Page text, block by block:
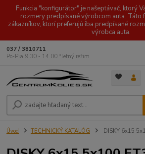
Funkcia "konfigurátor" je našeptávač, ktorý
rozmery predpísané výrobcom auta. Táto
zákazníkov, ktorí preferujú iba predpísané
výrobca auta.
037 / 3810711
Po-Pia 9.30 - 14.00 *letný režim
Úvod TECHNICKÝ KATALÓG DISKY 6x15